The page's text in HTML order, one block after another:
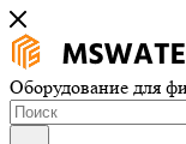
Оборудование для